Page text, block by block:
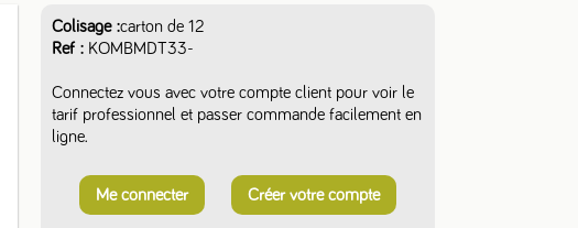
Colisage carton de 12
Ref
KOMBMDT33-
Connectez vous avec votre compte client pour voir le
tarif professionnel et passer commande facilement en
ligne.
Me connecter Créer votre compte